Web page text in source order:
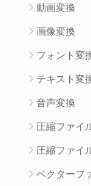
動画変換
画像変換
フォント変
テキスト変
音声変換
圧縮ファイ
圧縮ファイ
ベクターフ